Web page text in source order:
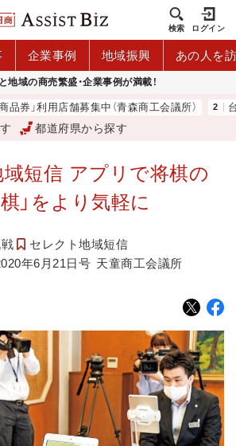
検索 ログイン
企業事例 地域振興 あの人を
地域の商売繁盛・企業事例が満載！
」利用店舗募集中（青森商工会議所） 台
都道府県から探す
短信 アプリで将棋の
」をより気軽に
セレクト地域短信
年6月21日号 天童商工会議所